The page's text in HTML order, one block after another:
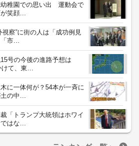
幼稚園での思い出 運動会で
笑顔…
視察”に街の人は「成功例見
市…
15号の今後の進路予想は
て、東…
に一体何が？54本が一斉に
の中…
「トランプ大統領はホワイ
はな…